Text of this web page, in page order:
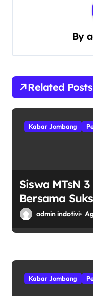
s
By
Related Posts
Kabar Jombang
Siswa MTsN
Bersama
35 NU di
admin indotivi
Kabar Jombang